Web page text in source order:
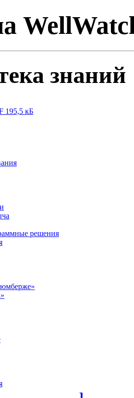
знаний
195,5 кБ
решения